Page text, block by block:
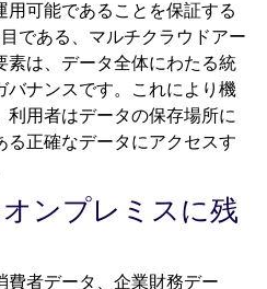
可能であることを保証する
である、マルチクラウドアー
素は、データ全体にわたる統
バナンスです。これにより機
利用者はデータの保存場所に
る正確なデータにアクセスす
ンプレミスに残
費者データ、企業財務デー